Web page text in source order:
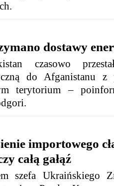
dostawy
czasowo
do Afganistanu
terytorium –
importowego
całą gałąź
szefa Ukraińskiego